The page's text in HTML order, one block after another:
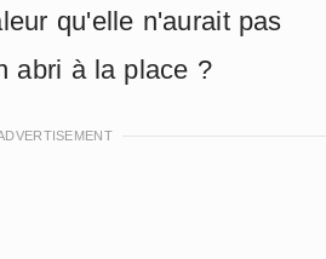
qu'elle n'aurait pas
abri à la place ?